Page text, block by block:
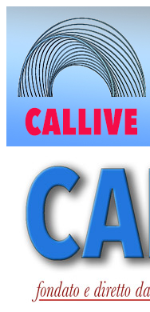
contenuto